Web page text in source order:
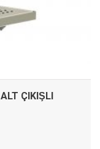
ÇIKIŞLI